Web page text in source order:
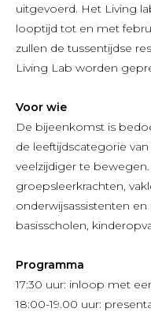
uitgevoerd. Het Living
looptijd tot en met
zullen de tussentijdse
Living Lab worden
Voor wie
De bijeenkomst is
de leeftijdscategorie
veelzijdiger te
groepsleerkrachten,
onderwijsassistenten
basisscholen,
Programma
17:30 uur: inloop met
18:00-19.00 uur: